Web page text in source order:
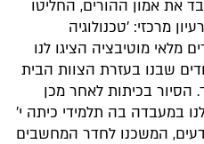
את אמון ההורים, החליטו
מרכזי: ׳טכנולוגיה
מלאי מוטיבציה הציגו לנו
שבנו בעזרת הצוות הבית
הסיור בכיתות לאחר מכן
במעבדה בה תלמידי כיתה י'
המשכנו לחדר המחשבים